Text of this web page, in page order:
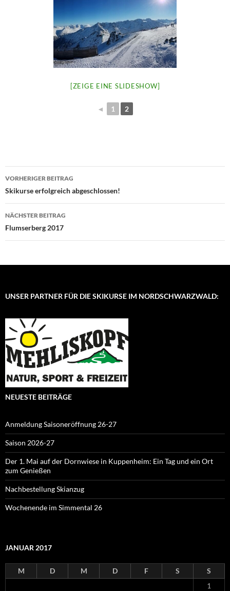
[ZEIGE EINE SLIDESHOW]
◄ 1 2
Beitragsnavigation
VORHERIGER BEITRAG
Skikurse erfolgreich abgeschlossen!
NÄCHSTER BEITRAG
Flumserberg 2017
UNSER PARTNER FÜR DIE SKIKURSE IM NORDSCHWARZWALD:
NEUESTE BEITRÄGE
Anmeldung Saisoneröffnung 26-27
Saison 2026-27
Der 1. Mai auf der Dornwiese in Kuppenheim: Ein Tag und ein Ort
zum Genießen
Nachbestellung Skianzug
Wochenende im Simmental 26
JANUAR 2017
M D M D F S
S
1